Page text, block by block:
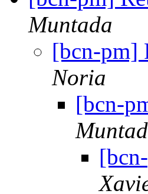
Muntada
[bcn-pm]
Noria
[bcn-